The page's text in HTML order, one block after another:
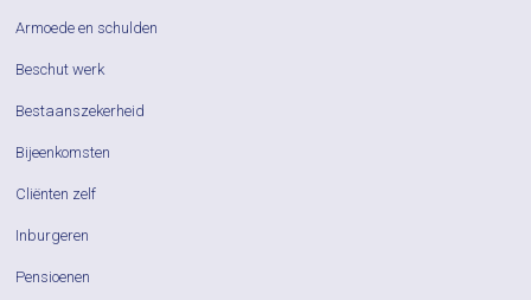
Armoede en schulden
Beschut werk
Bestaanszekerheid
Bijeenkomsten
Cliënten zelf
Inburgeren
Pensioenen